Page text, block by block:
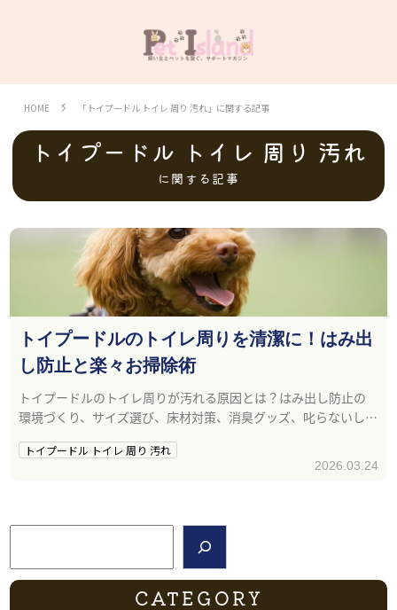
HOME 「トイプードル トイレ 周り 汚れ」に関する記事
トイプードル トイレ 周り 汚れ
に関する記事
トイプードルのトイレ周りを清潔に！はみ出
し防止と楽々お掃除術
トイプードルのトイレ周りが汚れる原因とは？はみ出し防止の
環境づくり、サイズ選び、床材対策、消臭グッズ、叱らないしつ
トイプードル トイレ 周り 汚れ
2026.03.24
検索
CATEGORY